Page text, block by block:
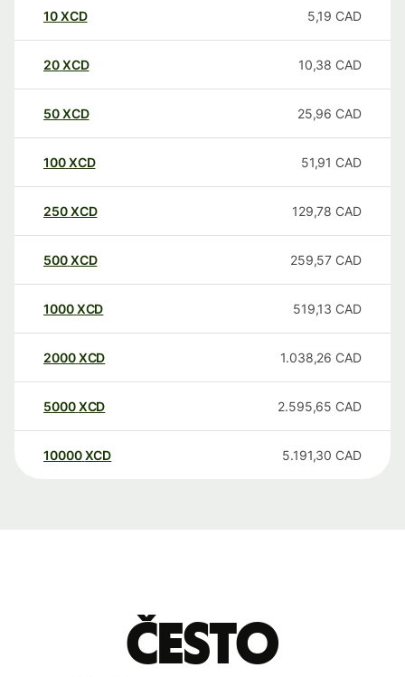
10XCD 5,19 CAD
20XCD 10,38 CAD
50XCD 25,96 CAD
100XCD 51,91 CAD
250XCD 129,78 CAD
500XCD 259,57 CAD
1000XCD 519,13 CAD
2000XCD 1.038,26 CAD
5000XCD 2.595,65 CAD
10000 XCD 5.191,30 CAD
Često